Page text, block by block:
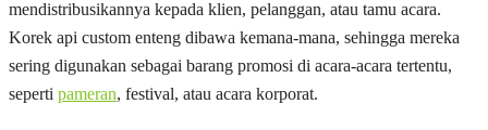
mendistribusikannya kepada klien, pelanggan, atau tamu acara.
Korek api custom enteng dibawa kemana-mana, sehingga mereka
sering digunakan sebagai barang promosi di acara-acara tertentu,
seperti pameran, festival, atau acara korporat.